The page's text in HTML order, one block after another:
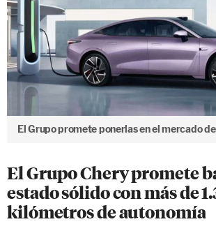
El Grupo promete ponerlas en el mercado
El Grupo Chery promete
estado sólido con más de
kilómetros de autonomía